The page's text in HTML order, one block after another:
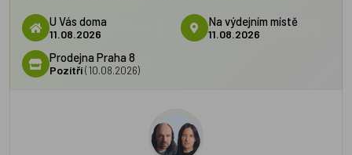
U Vás doma
11.08.2026
Na výdejním místě
11.08.2026
Prodejna Praha 8
Pozítří(10.08.2026)